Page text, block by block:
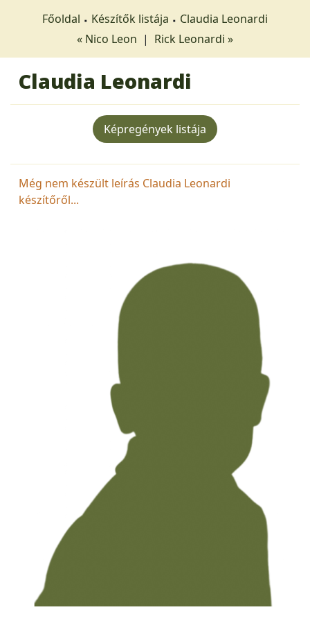
Főoldal Készítők listája
Claudia Leonardi
« Nico Leon | Rick Leonardi »
Claudia Leonardi
Képregények listája
Még nem készült leírás Claudia Leonardi
készítőről...